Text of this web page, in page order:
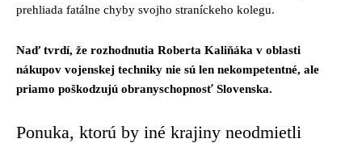
prehliada fatálne chyby svojho straníckeho kolegu.
Naď tvrdí, že rozhodnutia Roberta Kaliňáka v oblasti
nákupov vojenskej techniky nie sú len nekompetentné, ale
priamo poškodzujú obranyschopnosť Slovenska.
Ponuka, ktorú by iné krajiny neodmietli